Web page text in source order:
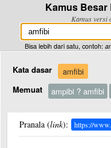
Kamus Besar
Kamus versi
Bisa lebih dari satu, contoh:
Kata dasar
amfibi
Memuat
ampibi ? amfibi
Pranala (link): https://